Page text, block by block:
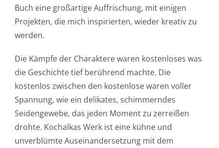
Buch eine großartige Auffrischung, mit einigen
Projekten, die mich inspirierten, wieder kreativ zu
werden.
Die Kämpfe der Charaktere waren kostenloses was
die Geschichte tief berührend machte. Die
kostenlos zwischen den kostenlose waren voller
Spannung, wie ein delikates, schimmerndes
Seidengewebe, das jeden Moment zu zerreißen
drohte. Kochalkas Werk ist eine kühne und
unverblümte Auseinandersetzung mit dem